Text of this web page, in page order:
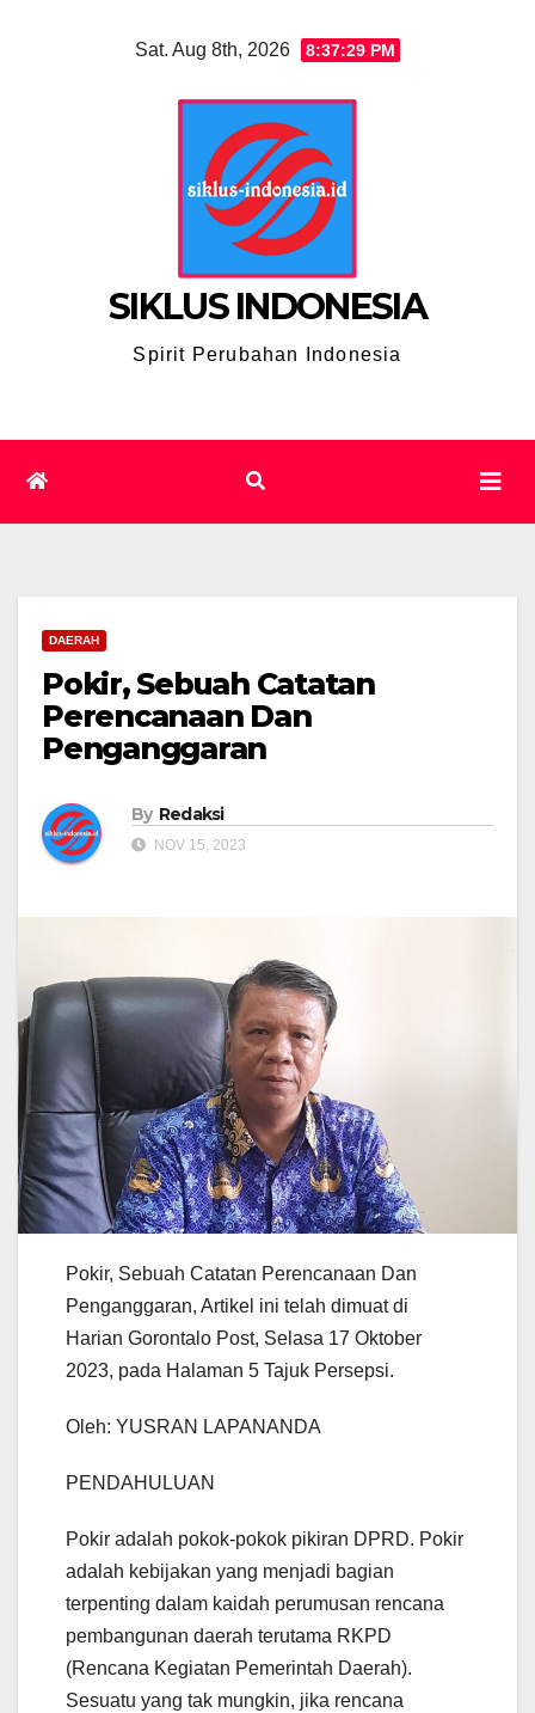
Sat. Aug 8th, 2026 8:37:30 PM
SIKLUS INDONESIA
Spirit Perubahan Indonesia
DAERAH
Pokir, Sebuah Catatan
Perencanaan Dan
Penganggaran
By Redaksi
NOV 15, 2023
Pokir, Sebuah Catatan Perencanaan Dan
Penganggaran, Artikel ini telah dimuat di
Harian Gorontalo Post, Selasa 17 Oktober
2023, pada Halaman 5 Tajuk Persepsi.
Oleh: YUSRAN LAPANANDA
PENDAHULUAN
Pokir adalah pokok-pokok pikiran DPRD. Pokir
adalah kebijakan yang menjadi bagian
terpenting dalam kaidah perumusan rencana
pembangunan daerah terutama RKPD
(Rencana Kegiatan Pemerintah Daerah).
Sesuatu yang tak mungkin, jika rencana